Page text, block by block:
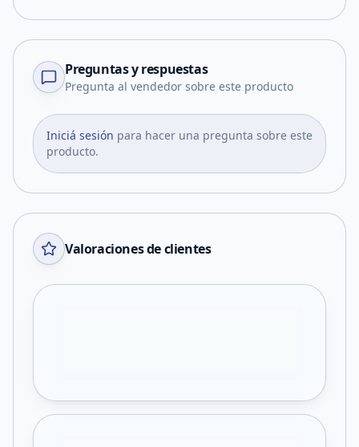
Preguntas y respuestas
Pregunta al vendedor sobre este producto
Iniciá sesión para hacer una pregunta sobre este
producto.
Valoraciones de clientes